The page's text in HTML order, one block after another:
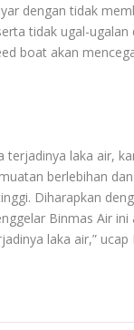
dengan tidak
tidak ugal-ugalan
boat akan
terjadinya laka air,
berlebihan
Diharapkan
Binmas Air ini
laka air,” ucap